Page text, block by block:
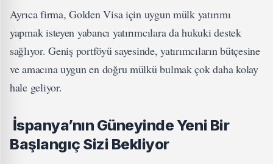
Ayrıca firma, Golden Visa için uygun mülk yatırımı
yapmak isteyen yabancı yatırımcılara da hukuki destek
sağlıyor. Geniş portföyü sayesinde, yatırımcıların bütçesine
ve amacına uygun en doğru mülkü bulmak çok daha kolay
hale geliyor.
İspanya’nın Güneyinde Yeni Bir
Başlangıç Sizi Bekliyor